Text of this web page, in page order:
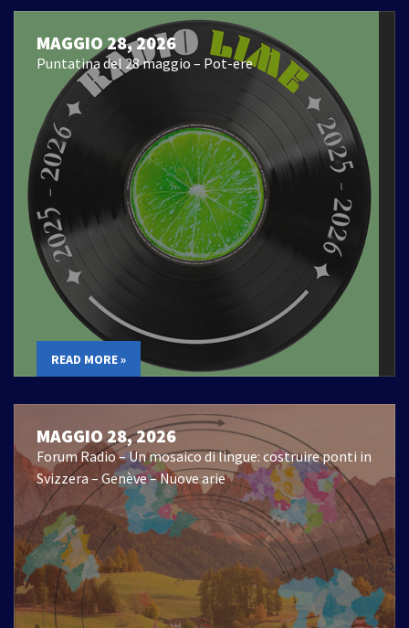
MAGGIO 28, 2026
Puntatina del 28 maggio – Pot-ere
READ MORE »
MAGGIO 28, 2026
Forum Radio – Un mosaico di lingue: costruire ponti in
Svizzera – Genève – Nuove arie